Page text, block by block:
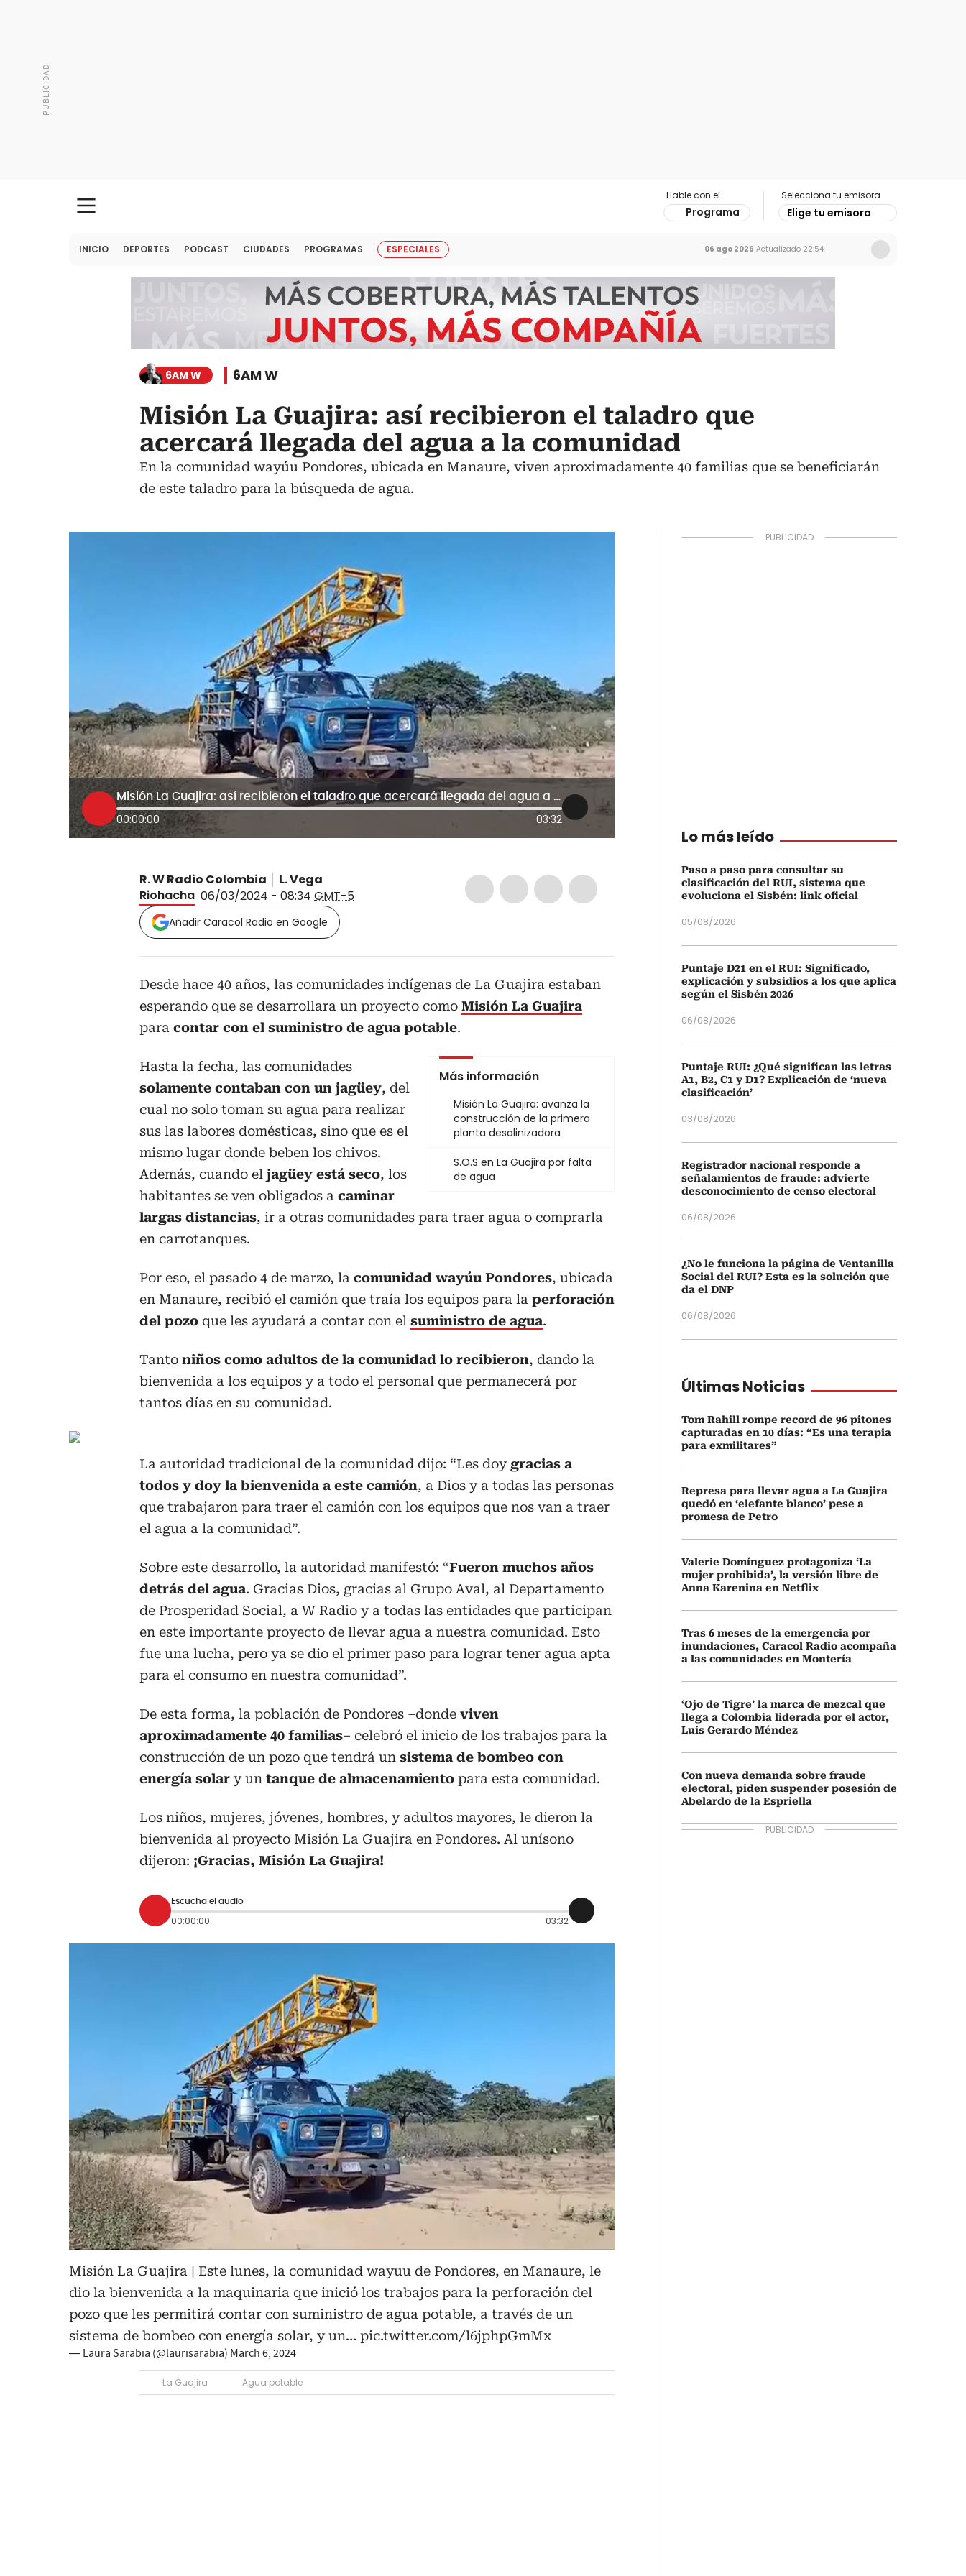
Hable con el
Programa
Selecciona tu emisora
Elige tu emisora
INICIO DEPORTES PODCAST CIUDADES PROGRAMAS ESPECIALES 06 ago 2026 Actualizado 22:54
6AM W 6AM W
Misión La Guajira: así recibieron el taladro que
acercará llegada del agua a la comunidad
En la comunidad wayúu Pondores, ubicada en Manaure, viven aproximadamente 40 familias que se beneficiarán
de este taladro para la búsqueda de agua.
Misión La Guajira: así recibieron el taladro que acercará llegada del agua a la comunidad
00:00:00 03:32
R. W Radio Colombia
L. Vega
Riohacha 06/03/2024 - 08:34 GMT-5
Añadir Caracol Radio en Google
Desde hace 40 años, las comunidades indígenas de La Guajira estaban
esperando que se desarrollara un proyecto como Misión La Guajira
para contar con el suministro de agua potable.
Más información
Misión La Guajira: avanza la
construcción de la primera
planta desalinizadora
S.O.S en La Guajira por falta
de agua
Hasta la fecha, las comunidades
solamente contaban con un jagüey, del
cual no solo toman su agua para realizar
sus las labores domésticas, sino que es el
mismo lugar donde beben los chivos.
Además, cuando el jagüey está seco, los
habitantes se ven obligados a caminar
largas distancias, ir a otras comunidades para traer agua o comprarla
en carrotanques.
Por eso, el pasado 4 de marzo, la comunidad wayúu Pondores, ubicada
en Manaure, recibió el camión que traía los equipos para la perforación
del pozo que les ayudará a contar con el suministro de agua.
Tanto niños como adultos de la comunidad lo recibieron, dando la
bienvenida a los equipos y a todo el personal que permanecerá por
tantos días en su comunidad.
La autoridad tradicional de la comunidad dijo: “Les doygracias a
todos y doy la bienvenida a este camión, a Dios y a todas las personas
que trabajaron para traer el camión con los equipos que nos van a traer
el agua a la comunidad”.
Sobre este desarrollo, la autoridad manifestó: “Fueron muchos años
detrás del agua. Gracias Dios, gracias al Grupo Aval, al Departamento
de Prosperidad Social, a W Radio y a todas las entidades que participan
en este importante proyecto de llevar agua a nuestra comunidad. Esto
fue una lucha, pero ya se dio el primer paso para lograr tener agua apta
para el consumo en nuestra comunidad”.
De esta forma, la población de Pondores –donde viven
aproximadamente 40 familias– celebró el inicio de los trabajos para la
construcción de un pozo que tendrá un sistema de bombeo con
energía solar y un tanque de almacenamiento para esta comunidad.
Los niños, mujeres, jóvenes, hombres, y adultos mayores, le dieron la
bienvenida al proyecto Misión La Guajira en Pondores. Al unísono
dijeron: ¡Gracias, Misión La Guajira!
Escucha el audio
00:00:00 03:32
Misión La Guajira | Este lunes, la comunidad wayuu de Pondores, en Manaure, le
dio la bienvenida a la maquinaria que inició los trabajos para la perforación del
pozo que les permitirá contar con suministro de agua potable, a través de un
sistema de bombeo con energía solar, y un… pic.twitter.com/l6jphpGmMx
— Laura Sarabia (@laurisarabia) March 6, 2024
La Guajira Agua potable
Lo más leído
Paso a paso para consultar su
clasificación del RUI, sistema que
evoluciona el Sisbén: link oficial
05/08/2026
Puntaje D21 en el RUI: Significado,
explicación y subsidios a los que aplica
según el Sisbén 2026
06/08/2026
Puntaje RUI: ¿Qué significan las letras
A1, B2, C1 y D1? Explicación de ‘nueva
clasificación’
03/08/2026
Registrador nacional responde a
señalamientos de fraude: advierte
desconocimiento de censo electoral
06/08/2026
¿No le funciona la página de Ventanilla
Social del RUI? Esta es la solución que
da el DNP
06/08/2026
Últimas Noticias
Tom Rahill rompe record de 96 pitones
capturadas en 10 días: “Es una terapia
para exmilitares”
Represa para llevar agua a La Guajira
quedó en ‘elefante blanco’ pese a
promesa de Petro
Valerie Domínguez protagoniza ‘La
mujer prohibida’, la versión libre de
Anna Karenina en Netflix
Tras 6 meses de la emergencia por
inundaciones, Caracol Radio acompaña
a las comunidades en Montería
‘Ojo de Tigre’ la marca de mezcal que
llega a Colombia liderada por el actor,
Luis Gerardo Méndez
Con nueva demanda sobre fraude
electoral, piden suspender posesión de
Abelardo de la Espriella